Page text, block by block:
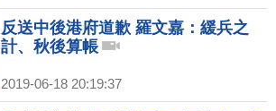
反送中後港府道歉 羅文嘉：緩兵之
計、秋後算帳
2019-06-18 20:19:37